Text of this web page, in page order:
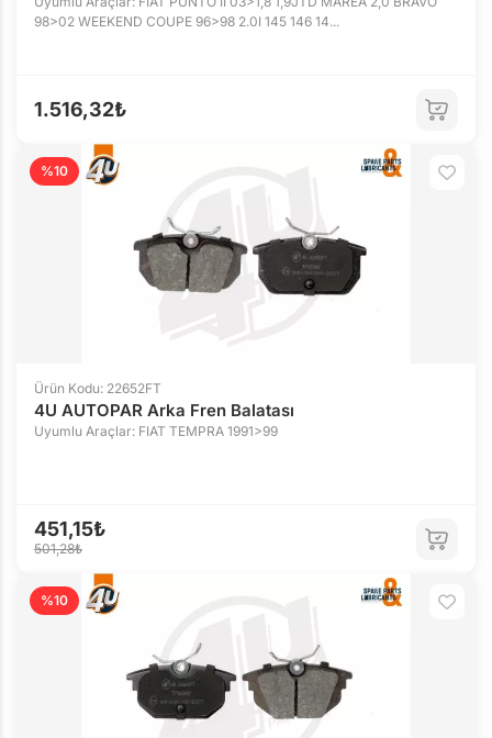
98>02 WEEKEND COUPE 96>98 2.0I 145 146 14...
1.516,32₺
%10
Ürün Kodu: 22652FT
4U AUTOPAR Arka Fren Balatası
Uyumlu Araçlar: FIAT TEMPRA 1991>99
451,15₺
501,28₺
%10